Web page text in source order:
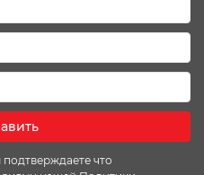
что